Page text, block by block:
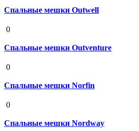
Спальные мешки Outwell
0
Спальные мешки Outventure
0
Спальные мешки Norfin
0
Спальные мешки Nordway